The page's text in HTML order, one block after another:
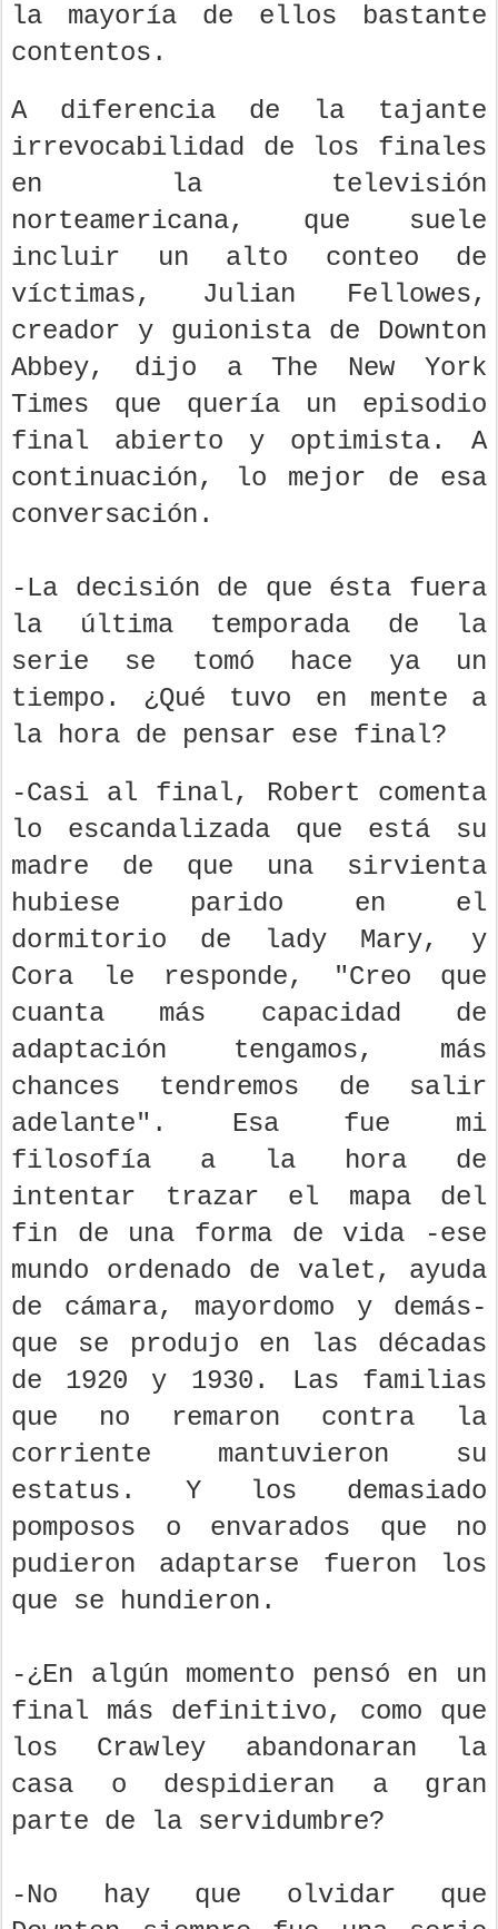
la mayoría de ellos bastante
contentos.
A diferencia de la tajante
irrevocabilidad de los finales
en la televisión
norteamericana, que suele
incluir un alto conteo de
víctimas, Julian Fellowes,
creador y guionista de Downton
Abbey, dijo a The New York
Times que quería un episodio
final abierto y optimista. A
continuación, lo mejor de esa
conversación.
-La decisión de que ésta fuera
la última temporada de la
serie se tomó hace ya un
tiempo. ¿Qué tuvo en mente a
la hora de pensar ese final?
-Casi al final, Robert comenta
lo escandalizada que está su
madre de que una sirvienta
hubiese parido en el
dormitorio de lady Mary, y
Cora le responde, "Creo que
cuanta más capacidad de
adaptación tengamos, más
chances tendremos de salir
adelante". Esa fue mi
filosofía a la hora de
intentar trazar el mapa del
fin de una forma de vida -ese
mundo ordenado de valet, ayuda
de cámara, mayordomo y demás-
que se produjo en las décadas
de 1920 y 1930. Las familias
que no remaron contra la
corriente mantuvieron su
estatus. Y los demasiado
pomposos o envarados que no
pudieron adaptarse fueron los
que se hundieron.
-¿En algún momento pensó en un
final más definitivo, como que
los Crawley abandonaran la
casa o despidieran a gran
parte de la servidumbre?
-No hay que olvidar que